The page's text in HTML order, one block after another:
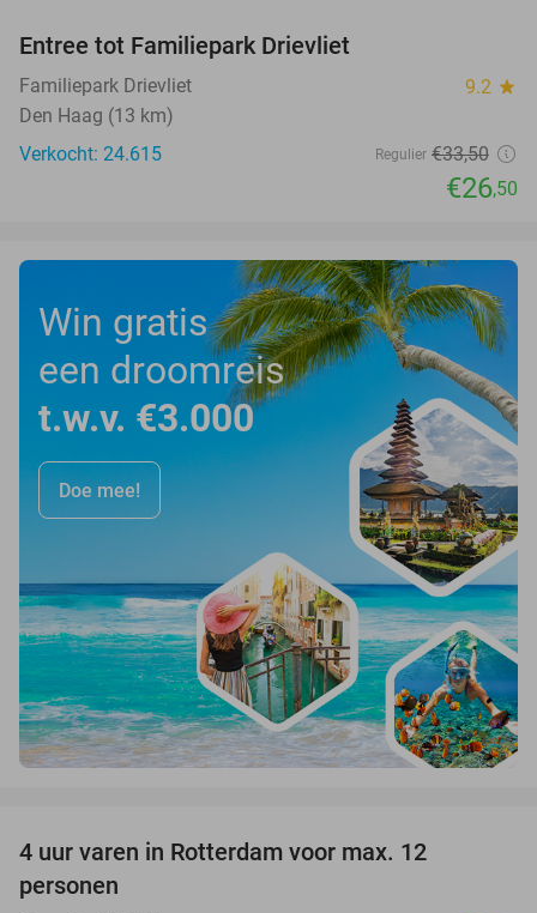
Entree tot Familiepark Drievliet
Familiepark Drievliet 9.2 star
Den Haag (13 km)
Verkocht: 24.615
Regulier €33,50
€26,50
Win gratis
een droomreis
t.w.v. €3.000
Doe mee!
4 uur varen in Rotterdam voor max. 12
personen